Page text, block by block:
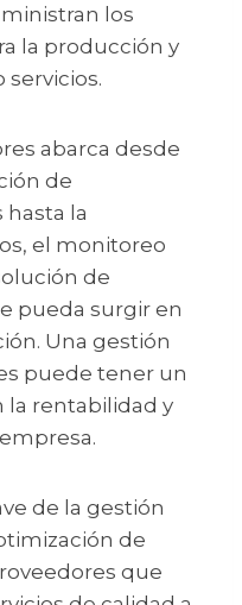
los
la producción y
abarca desde
de
la
el monitoreo
de
pueda surgir en
Una gestión
puede tener un
la rentabilidad y
de la gestión
de
que